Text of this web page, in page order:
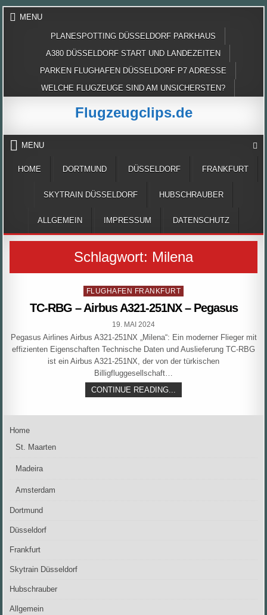
Skip
MENU
PLANESPOTTING DÜSSELDORF PARKHAUS
A380 DÜSSELDORF START UND LANDEZEITEN
PARKEN FLUGHAFEN DÜSSELDORF P7 ADRESSE
WELCHE FLUGZEUGE SIND AM UNSICHERSTEN?
Flugzeugclips.de
MENU
HOME DORTMUND DÜSSELDORF FRANKFURT
SKYTRAIN DÜSSELDORF HUBSCHRAUBER
ALLGEMEIN IMPRESSUM DATENSCHUTZ
Schlagwort: Milena
Posted
in
FLUGHAFEN FRANKFURT
TC-RBG – Airbus A321-251NX – Pegasus
PUBLISHED
19. MAI 2024
Pegasus Airlines Airbus A321-251NX „Milena“: Ein moderner Flieger mit
effizienten Eigenschaften Technische Daten und Auslieferung TC-RBG
ist ein Airbus A321-251NX, der von der türkischen
Billigfluggesellschaft…
CONTINUE READING...
RBG
AIRBUS
Home
St. Maarten
Madeira
Amsterdam
Dortmund
Düsseldorf
Frankfurt
Skytrain Düsseldorf
Hubschrauber
Allgemein